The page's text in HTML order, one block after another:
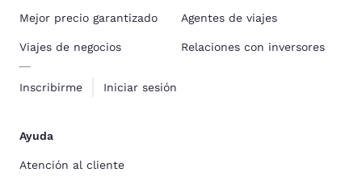
Mejor precio garantizado
Viajes de negocios
Inscribirme Iniciar sesión
Agentes de viajes
Relaciones con inversores
Ayuda
Atención al cliente